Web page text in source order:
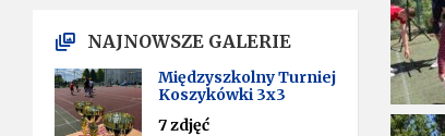
NAJNOWSZE GALERIE
Międzyszkolny Turniej
Koszykówki 3x3
7 zdjęć